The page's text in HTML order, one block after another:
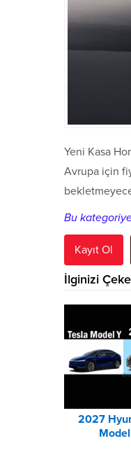
Yeni Kasa
Avrupa için
Bu
Kayıt Ol
İlginizi
2027